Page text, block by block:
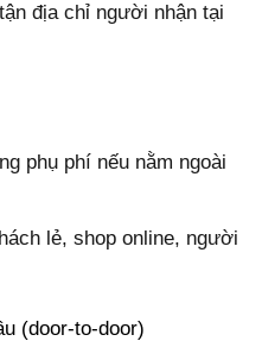
địa chỉ người nhận tại
phụ phí nếu nằm ngoài
lẻ, shop online, người
(door-to-door)